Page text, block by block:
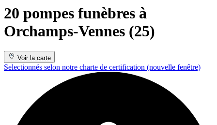
20 pompes funèbres à
Orchamps-Vennes (25)
Voir la carte
Selectionnés selon notre charte de certification (nouvelle fenêtre)